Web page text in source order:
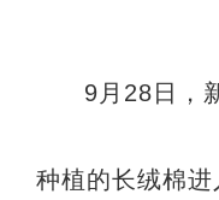
9月28日，
种植的长绒棉